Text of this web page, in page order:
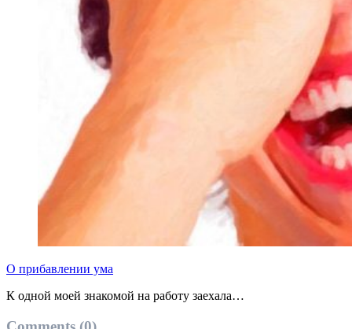
О прибавлении ума
К одной моей знакомой на работу заехала…